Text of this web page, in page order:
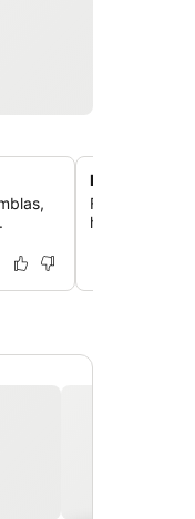
Hjælpsomt og
Få
hjælpe med